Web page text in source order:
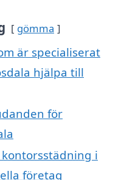
gömma
är specialiserat
hjälpa till
för
i
företag